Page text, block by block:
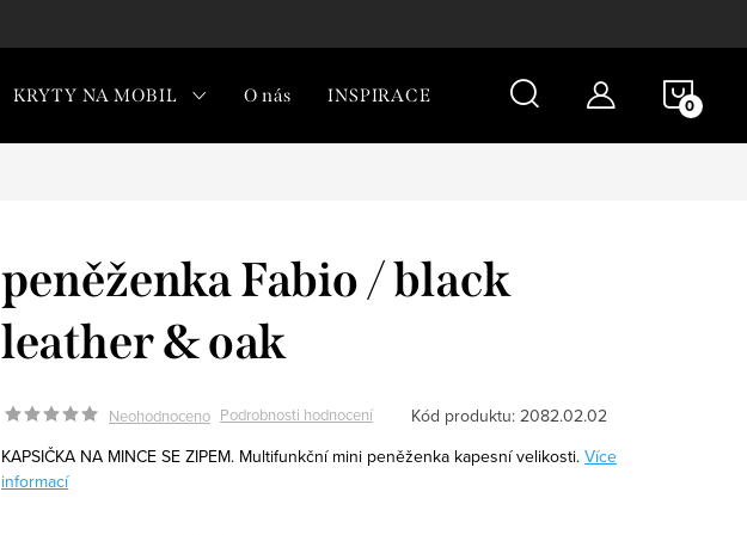
KRYTY NA MOBIL O nás INSPIRACE
peněženka Fabio / black
leather & oak
Neohodnoceno Podrobnosti hodnocení Kód produktu: 2082.02.02
KAPSIČKA NA MINCE SE ZIPEM. Multifunkční mini peněženka kapesní velikosti. Více
informací